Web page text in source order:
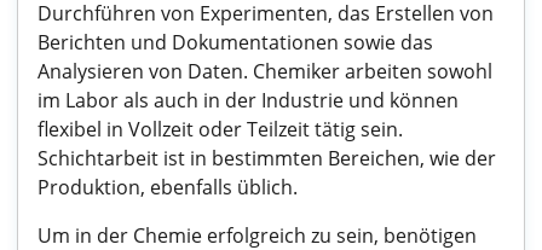
Durchführen von Experimenten, das Erstellen von
Berichten und Dokumentationen sowie das
Analysieren von Daten. Chemiker arbeiten sowohl
im Labor als auch in der Industrie und können
flexibel in Vollzeit oder Teilzeit tätig sein.
Schichtarbeit ist in bestimmten Bereichen, wie der
Produktion, ebenfalls üblich.
Um in der Chemie erfolgreich zu sein, benötigen